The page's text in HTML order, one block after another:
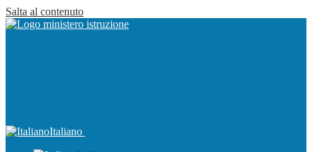
Salta al contenuto
Italiano